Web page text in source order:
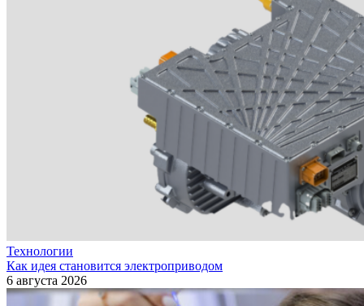
Технологии
Как идея становится электроприводом
6 августа 2026